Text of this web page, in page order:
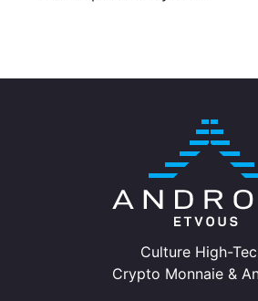
Culture High-
Crypto Monnaie &